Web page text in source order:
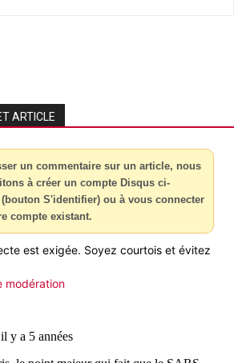
ARTICLE
un commentaire sur un article, nous
à créer un compte Disqus ci-
S'identifier) ou à vous connecter
compte existant.
est exigée. Soyez courtois et évitez
modération